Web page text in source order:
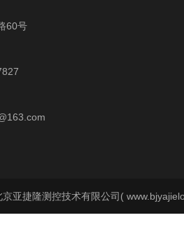
60号
亚捷隆测控技术有限公司(